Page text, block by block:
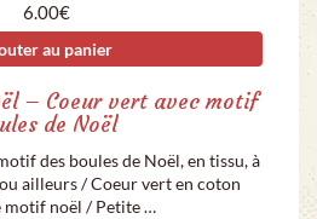
6.00€
au panier
– Coeur vert avec motif
de Noël
des boules de Noël, en tissu, à
ailleurs / Coeur vert en coton
motif noël / Petite …